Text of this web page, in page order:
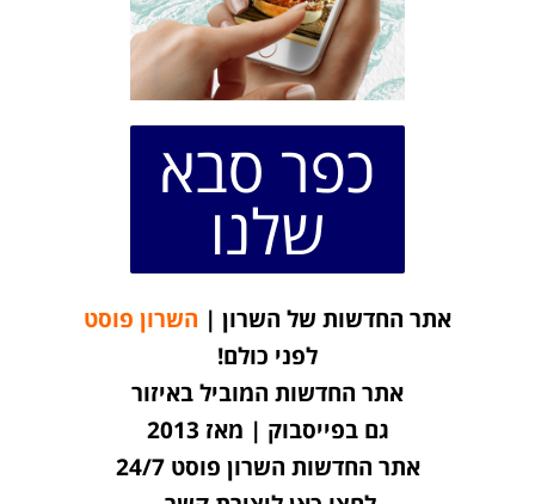
כפר סבא
שלנו
אתר החדשות של השרון | השרון פוסט
לפני כולם!
אתר החדשות המוביל באיזור
גם בפייסבוק | מאז 2013
אתר החדשות השרון פוסט 24/7